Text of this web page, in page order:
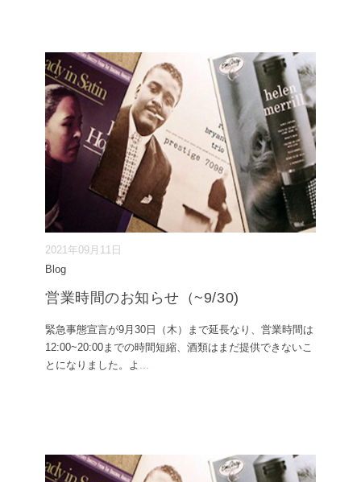
2021年09月11日
Blog
営業時間のお知らせ（~9/30)
緊急事態宣言が9月30日（木）まで延長なり、営業時間は
12:00~20:00までの時間短縮、酒類はまだ提供できないこ
とになりました。よ